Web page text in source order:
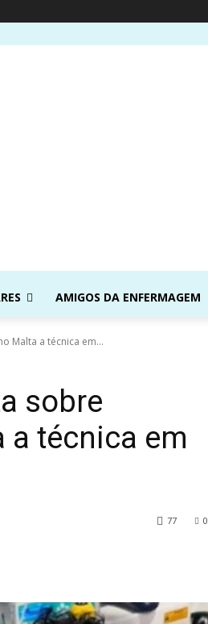
AMIGOS DA ENFERMAGEM
Malta a técnica em...
sobre
a técnica em
0
77